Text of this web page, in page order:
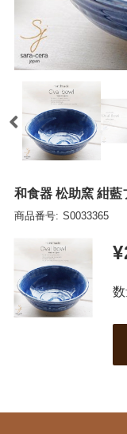
和食器 松助窯 紺藍
商品番号: S0033365